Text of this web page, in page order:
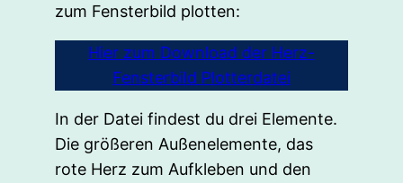
zum Fensterbild plotten:
Hier zum Download der Herz-
Fensterbild Plotterdatei
In der Datei findest du drei Elemente.
Die größeren Außenelemente, das
rote Herz zum Aufkleben und den